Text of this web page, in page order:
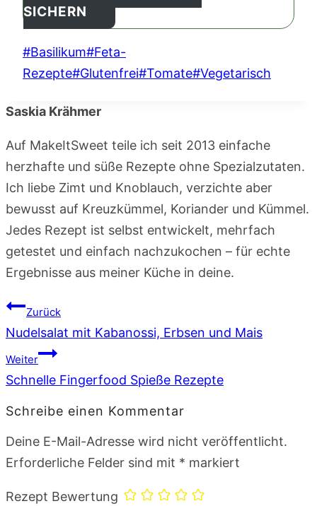
SICHERN
Schlagworte:
#Basilikum#Feta-
Rezepte#Glutenfrei#Tomate#Vegetarisch
Saskia Krähmer
Auf MakeItSweet teile ich seit 2013 einfache
herzhafte und süße Rezepte ohne Spezialzutaten.
Ich liebe Zimt und Knoblauch, verzichte aber
bewusst auf Kreuzkümmel, Koriander und Kümmel.
Jedes Rezept ist selbst entwickelt, mehrfach
getestet und einfach nachzukochen – für echte
Ergebnisse aus meiner Küche in deine.
Beitragsnavigation
Zurück
Nudelsalat mit Kabanossi, Erbsen und Mais
Weiter
Schnelle Fingerfood Spieße Rezepte
Schreibe einen Kommentar
Deine E-Mail-Adresse wird nicht veröffentlicht.
Erforderliche Felder sind mit * markiert
Rezept Bewertung